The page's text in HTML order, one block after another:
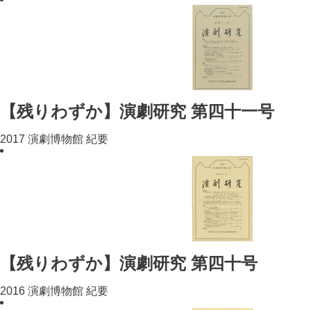
【残りわずか】演劇研究 第四十一号
2017 演劇博物館 紀要
【残りわずか】演劇研究 第四十号
2016 演劇博物館 紀要